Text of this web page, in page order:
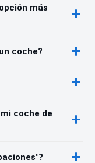
más
coche?
coche de